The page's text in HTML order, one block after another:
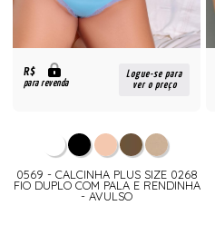
R$
para revenda
Logue-se para
ver o preço
0569 - CALCINHA PLUS SIZE 0268
FIO DUPLO COM PALA E RENDINHA
- AVULSO